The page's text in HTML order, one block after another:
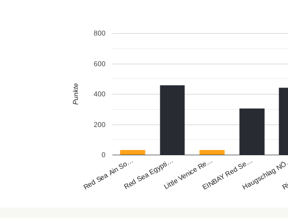
Red Sea Ain So…Red Sea Egypti…Little Venice Re…EINBAY Red Se…Haugschlag
0
200
400
600
800
Punkte